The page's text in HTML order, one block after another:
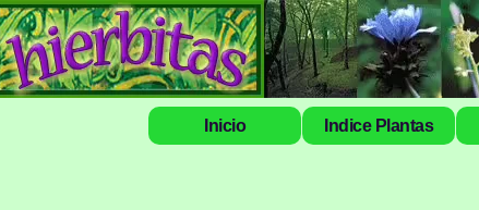
Inicio Indice Plantas